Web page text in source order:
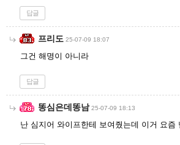
답글
프리도 25-07-09 18:07
그건 해명이 아니라
답글
똥심은데똥남 25-07-09 18:13
난 심지어 와이프한테 보여줬는데 이거 요즘